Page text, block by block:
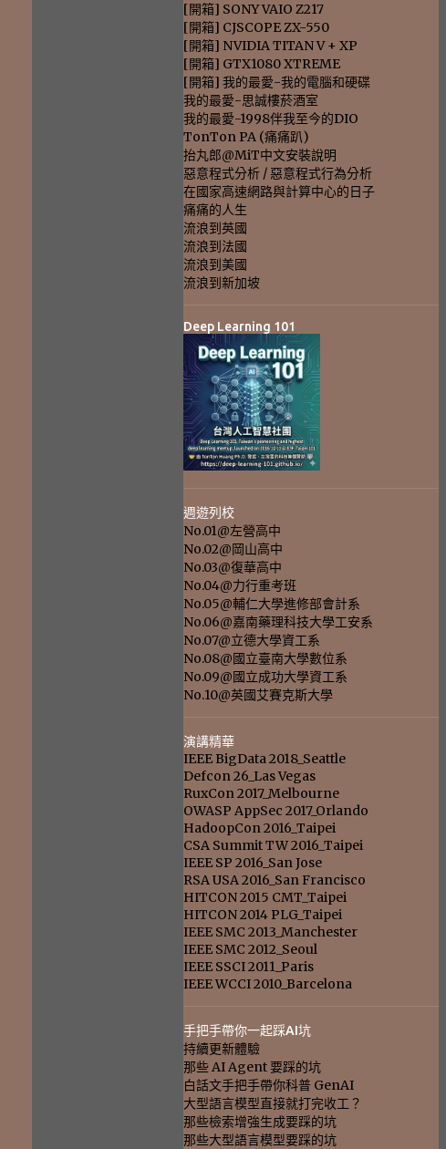
[開箱] SONY VAIO Z217
[開箱] CJSCOPE ZX-550
[開箱] NVIDIA TITAN V + XP
[開箱] GTX1080 XTREME
[開箱] 我的最愛-我的電腦和硬碟
我的最愛-思誠樓菸酒室
我的最愛-1998伴我至今的DIO
TonTon PA (痛痛趴)
抬丸郎@MiT中文安裝說明
惡意程式分析 / 惡意程式行為分析
在國家高速網路與計算中心的日子
痛痛的人生
流浪到英國
流浪到法國
流浪到美國
流浪到新加坡
Deep Learning 101
週遊列校
No.01@左營高中
No.02@岡山高中
No.03@復華高中
No.04@力行重考班
No.05@輔仁大學進修部會計系
No.06@嘉南藥理科技大學工安系
No.07@立德大學資工系
No.08@國立臺南大學數位系
No.09@國立成功大學資工系
No.10@英國艾賽克斯大學
演講精華
IEEE BigData 2018_Seattle
Defcon 26_Las Vegas
RuxCon 2017_Melbourne
OWASP AppSec 2017_Orlando
HadoopCon 2016_Taipei
CSA Summit TW 2016_Taipei
IEEE SP 2016_San Jose
RSA USA 2016_San Francisco
HITCON 2015 CMT_Taipei
HITCON 2014 PLG_Taipei
IEEE SMC 2013_Manchester
IEEE SMC 2012_Seoul
IEEE SSCI 2011_Paris
IEEE WCCI 2010_Barcelona
手把手帶你一起踩AI坑
持續更新體驗
那些 AI Agent 要踩的坑
白話文手把手帶你科普 GenAI
大型語言模型直接就打完收工？
那些檢索增強生成要踩的坑
那些大型語言模型要踩的坑